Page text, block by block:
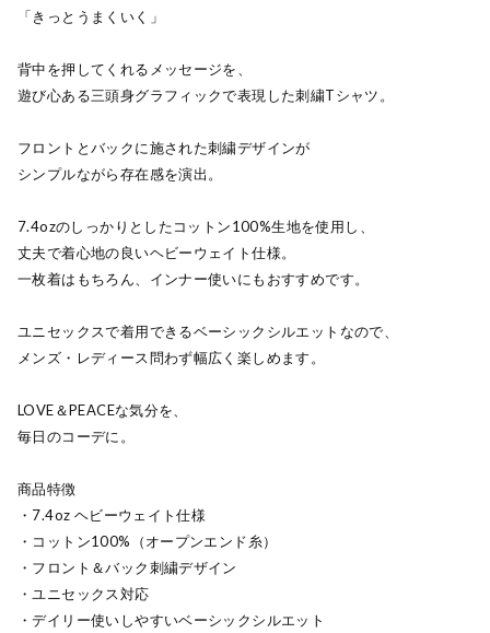
「きっとうまくいく」
背中を押してくれるメッセージを、
遊び心ある三頭身グラフィックで表現した刺繍Tシャツ。
フロントとバックに施された刺繍デザインが
シンプルながら存在感を演出。
7.4ozのしっかりとしたコットン100%生地を使用し、
丈夫で着心地の良いヘビーウェイト仕様。
一枚着はもちろん、インナー使いにもおすすめです。
ユニセックスで着用できるベーシックシルエットなので、
メンズ・レディース問わず幅広く楽しめます。
LOVE＆PEACEな気分を、
毎日のコーデに。
商品特徴
・7.4oz ヘビーウェイト仕様
・コットン100%（オープンエンド糸）
・フロント＆バック刺繍デザイン
・ユニセックス対応
・デイリー使いしやすいベーシックシルエット